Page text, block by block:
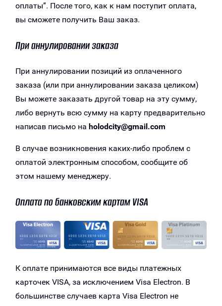
оплаты”. После того, как к нам поступит оплата,
вы сможете получить Ваш заказ.
При аннулировании заказа
При аннулировании позиций из оплаченного
заказа (или при аннулировании заказа целиком)
Вы можете заказать другой товар на эту сумму,
либо вернуть всю сумму на карту предварительно
написав письмо наholodcity@gmail.com
В случае возникновения каких-либо проблем с
оплатой электронным способом, сообщите об
этом нашему менеджеру.
Оплата по банковским картам VISA
К оплате принимаются все виды платежных
карточек VISA, за исключением Visa Electron. В
большинстве случаев карта Visa Electron не